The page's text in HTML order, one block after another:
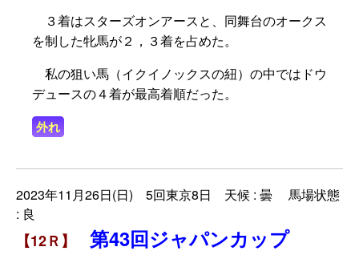
３着はスターズオンアースと、同舞台のオークス
を制した牝馬が２，３着を占めた。
私の狙い馬（イクイノックスの紐）の中ではドウ
デュースの４着が最高着順だった。
外れ
2023年11月26日(日) 5回東京8日 天候 : 曇 馬場状態
: 良
【12Ｒ】 第43回ジャパンカップ